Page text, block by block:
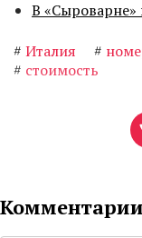
В
# Италия #
# стоимость